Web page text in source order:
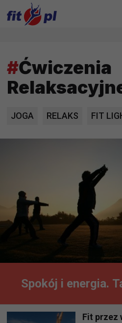
#Ćwiczenia
JOGA RELAKS FIT
Spokój i energia.
Fit przez